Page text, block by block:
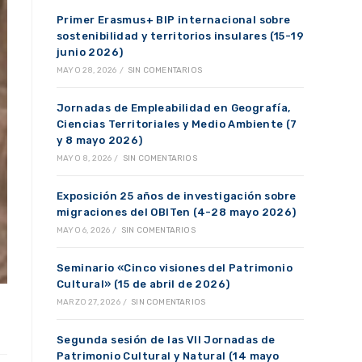
Primer Erasmus+ BIP internacional sobre
sostenibilidad y territorios insulares (15-19
junio 2026)
MAYO 28, 2026 / SIN COMENTARIOS
Jornadas de Empleabilidad en Geografía,
Ciencias Territoriales y Medio Ambiente (7
y 8 mayo 2026)
MAYO 8, 2026 / SIN COMENTARIOS
Exposición 25 años de investigación sobre
migraciones del OBITen (4-28 mayo 2026)
MAYO 6, 2026 / SIN COMENTARIOS
Seminario «Cinco visiones del Patrimonio
Cultural» (15 de abril de 2026)
MARZO 27, 2026 / SIN COMENTARIOS
Segunda sesión de las VII Jornadas de
Patrimonio Cultural y Natural (14 mayo